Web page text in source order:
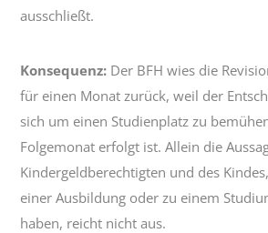
ausschließt.
Konsequenz: Der BFH wies die
für einen Monat zurück, weil der
sich um einen Studienplatz zu
Folgemonat erfolgt ist. Allein die
Kindergeldberechtigten und des
einer Ausbildung oder zu einem
haben, reicht nicht aus.